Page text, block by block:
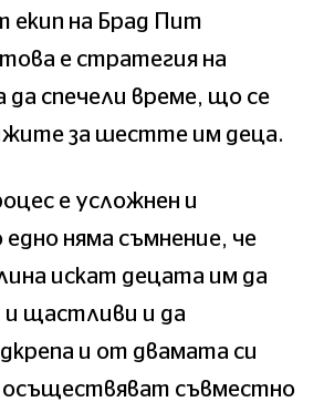
екип на Брад Пит
е стратегия на
да спечели време, що се
за шестте им деца.
е усложнен и
едно няма съмнение, че
искат децата им да
и щастливи и да
и от двамата си
съвместно